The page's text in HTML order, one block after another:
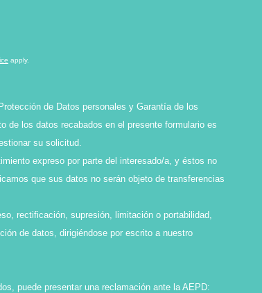
apply.
de Datos personales y Garantía de los
de los datos recabados en el presente formulario es
su solicitud.
expreso por parte del interesado/a, y éstos no
que sus datos no serán objeto de transferencias
rectificación, supresión, limitación o portabilidad,
de datos, dirigiéndose por escrito a nuestro
puede presentar una reclamación ante la AEPD: